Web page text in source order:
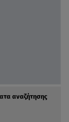
αναζήτησης